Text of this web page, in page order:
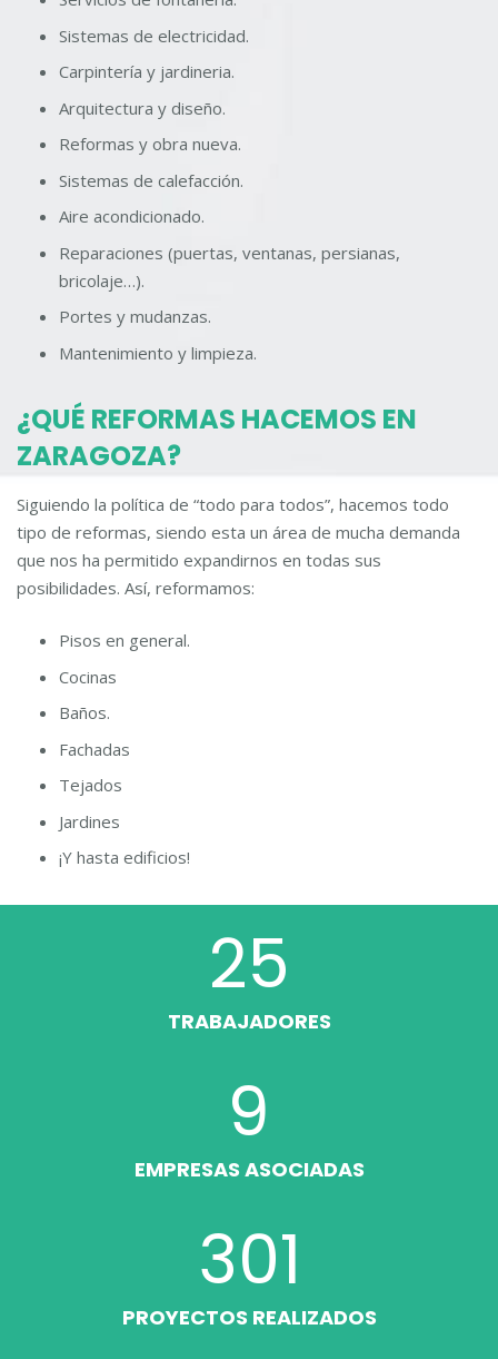
Sistemas de electricidad.
Carpintería y jardineria.
Arquitectura y diseño.
Reformas y obra nueva.
Sistemas de calefacción.
Aire acondicionado.
Reparaciones (puertas, ventanas, persianas,
bricolaje…).
Portes y mudanzas.
Mantenimiento y limpieza.
¿QUÉ REFORMAS HACEMOS EN
ZARAGOZA?
Siguiendo la política de “todo para todos”, hacemos todo
tipo de reformas, siendo esta un área de mucha demanda
que nos ha permitido expandirnos en todas sus
posibilidades. Así, reformamos:
Pisos en general.
Cocinas
Baños.
Fachadas
Tejados
Jardines
¡Y hasta edificios!
25
TRABAJADORES
9
EMPRESAS ASOCIADAS
301
PROYECTOS REALIZADOS